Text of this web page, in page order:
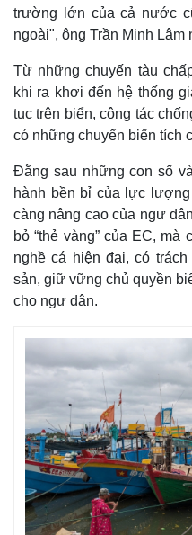
trường lớn của cả nước
ngoài", ông Trần Minh Lâm
Từ những chuyến tàu
khi ra khơi đến hệ thống
tục trên biển, công tác
có những chuyển biến tích
Đằng sau những con số
hành bền bỉ của lực
càng nâng cao của ngư
bỏ “thẻ vàng” của EC,
nghề cá hiện đại, có
sản, giữ vững chủ quyền
cho ngư dân.